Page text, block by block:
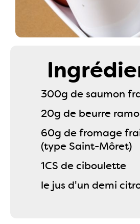
300g de saumon
20g de beurre
60g de fromage
(type Saint-Môret)
1CS de ciboulette
le jus d'un demi